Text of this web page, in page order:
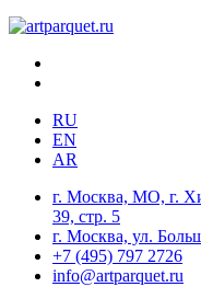
RU
EN
AR
г. Москва, МО, г.
39, стр. 5
г. Москва, ул.
+7 (495) 797 2726
info@artparquet.ru